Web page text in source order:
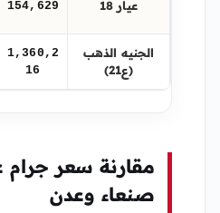
عيار 18 154,629
الجنيه الذهب
(ع21)
1,360,2
16
صنعاء وعدن